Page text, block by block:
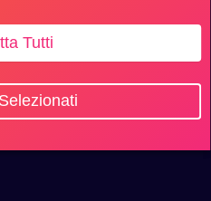
51
Tutti